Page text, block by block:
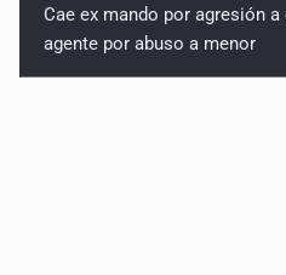
Cae ex mando por agresión
agente por abuso a menor